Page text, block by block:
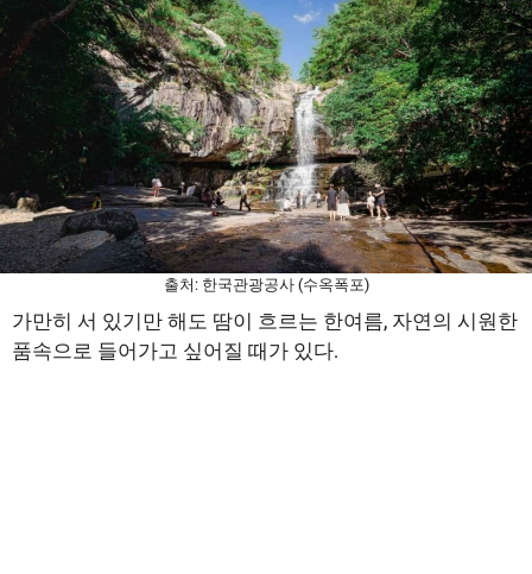
출처: 한국관광공사 (수옥폭포)
가만히 서 있기만 해도 땀이 흐르는 한여름, 자연의 시원한
품속으로 들어가고 싶어질 때가 있다.